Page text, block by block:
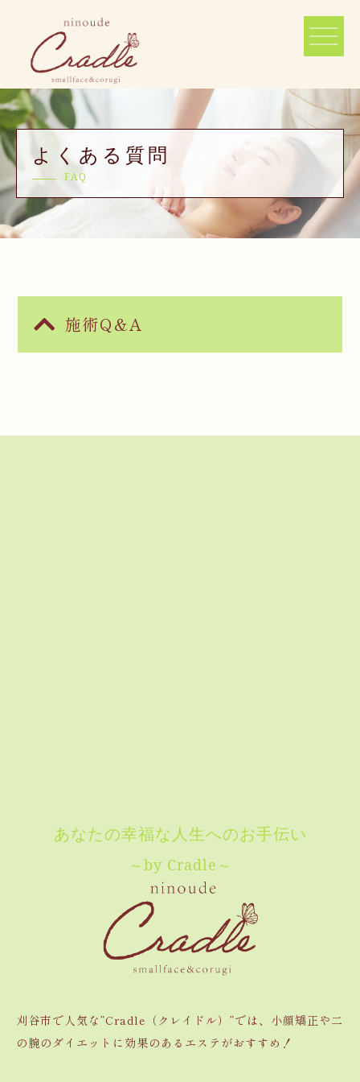
よくある質問
FAQ
施術Q&A
あなたの幸福な人生へのお手伝い
～by Cradle～
刈谷市で人気な”Cradle（クレイドル）”では、小顔矯正や二
の腕のダイエットに効果のあるエステがおすすめ！